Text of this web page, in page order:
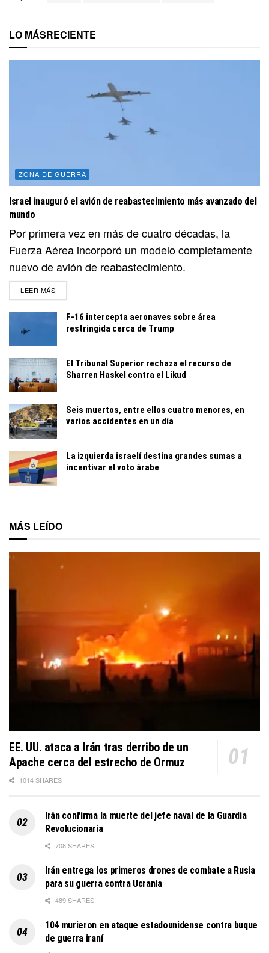
LO MÁSRECIENTE
ZONA DE GUERRA
Israel inauguró el avión de reabastecimiento más avanzado del
mundo
Por primera vez en más de cuatro décadas, la
Fuerza Aérea incorporó un modelo completamente
nuevo de avión de reabastecimiento.
LEER MÁSDETAILS
F-16 intercepta aeronaves sobre área
restringida cerca de Trump
El Tribunal Superior rechaza el recurso de
Sharren Haskel contra el Likud
Seis muertos, entre ellos cuatro menores, en
varios accidentes en un día
La izquierda israelí destina grandes sumas a
incentivar el voto árabe
MÁS LEÍDO
EE. UU. ataca a Irán tras derribo de un
Apache cerca del estrecho de Ormuz
1014 SHARES
Irán confirma la muerte del jefe naval de la Guardia
Revolucionaria
708 SHARES
Irán entrega los primeros drones de combate a Rusia
para su guerra contra Ucrania
489 SHARES
104 murieron en ataque estadounidense contra buque
de guerra iraní